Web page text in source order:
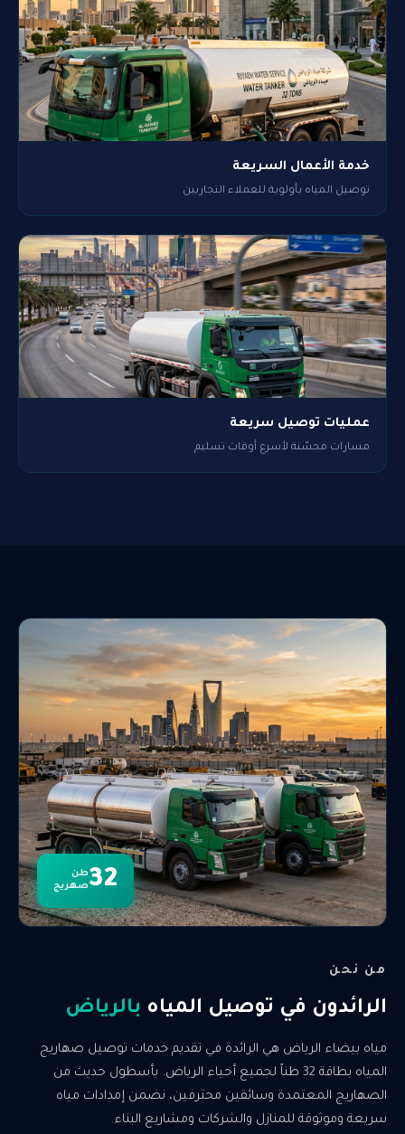
خدمة الأعمال السريعة
توصيل المياه بأولوية للعملاء التجاريين
عمليات توصيل سريعة
مسارات محسّنة لأسرع أوقات تسليم
32طن
صهريج
من نحن
الرائدون في توصيل المياه بالرياض
مياه بيضاء الرياض هي الرائدة في تقديم خدمات توصيل صهاريج
المياه بطاقة 32 طناً لجميع أحياء الرياض. بأسطول حديث من
الصهاريج المعتمدة وسائقين محترفين، نضمن إمدادات مياه
سريعة وموثوقة للمنازل والشركات ومشاريع البناء.